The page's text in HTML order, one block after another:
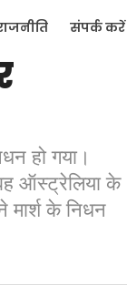
संपर्क करें
शेन
हो गया।
ऑस्ट्रेलिया के
मार्श के निधन